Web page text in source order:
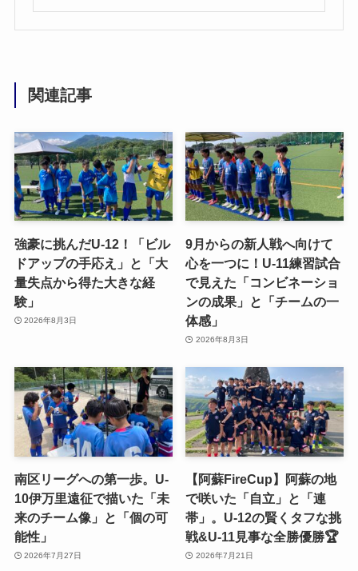
関連記事
強豪に挑んだU-12！「ビル
ドアップの手応え」と「大
量失点から得た大きな経
験」
2026年8月3日
9月からの新人戦へ向けて
心を一つに！U-11練習試合
で見えた「コンビネーショ
ンの成果」と「チームの一
体感」
2026年8月3日
南区リーグへの第一歩。U-
10伊万里遠征で描いた「未
来のチーム像」と「個の可
能性」
2026年7月27日
【阿蘇FireCup】阿蘇の地
で咲いた「自立」と「連
帯」。U-12の賢くタフな挑
戦&U-11見事な全勝優勝🏆
2026年7月21日